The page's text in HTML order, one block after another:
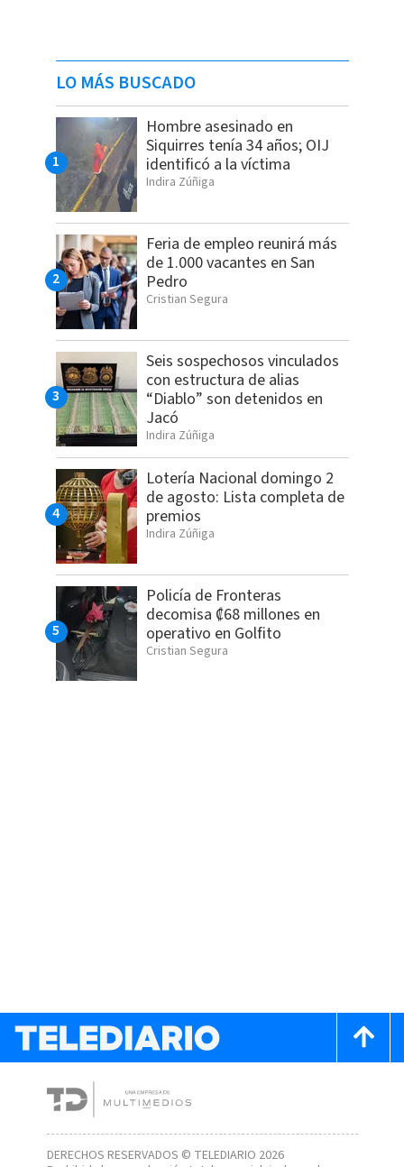
LO MÁS BUSCADO
Hombre asesinado en
Siquirres tenía 34 años; OIJ
identificó a la víctima
Indira Zúñiga
Feria de empleo reunirá más
de 1.000 vacantes en San
Pedro
Cristian Segura
Seis sospechosos vinculados
con estructura de alias
“Diablo” son detenidos en
Jacó
Indira Zúñiga
Lotería Nacional domingo 2
de agosto: Lista completa de
premios
Indira Zúñiga
Policía de Fronteras
decomisa ₡68 millones en
operativo en Golfito
Cristian Segura
DERECHOS RESERVADOS © TELEDIARIO 2026